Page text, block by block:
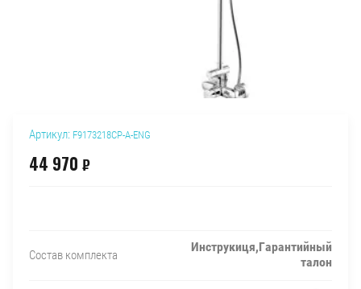
Артикул: F9173218CP-A-ENG
44 970 ₽
Состав комплекта
Инструкиця,Гарантийный
талон